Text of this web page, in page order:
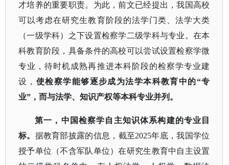
才培养的重要职责。为此，前文已经提出，我国高校
可以考虑在研究生教育阶段的法学门类、法学大类
（一级学科）之下设置检察学二级学科与专业。在本
科教育阶段，具备条件的高校可以尝试设置检察学微
专业，待时机成熟再推进本科阶段的检察学专业建
设， 使检察学能够逐步成为法学本科教育中的“专
业”，而与法学、知识产权等本科专业并列。
第一，中国检察学自主知识体系构建的专业目
标。 据教育部披露的信息，截至2025年底，我国学位
授予单位（不含军队单位）在研究生教育中自主设置